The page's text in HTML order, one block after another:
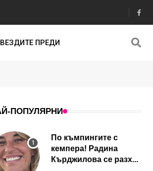
ПРЕДИ
ПОПУЛЯРНИ
По къмпингите с
кемпера! Радина
Кърджилова се разх...